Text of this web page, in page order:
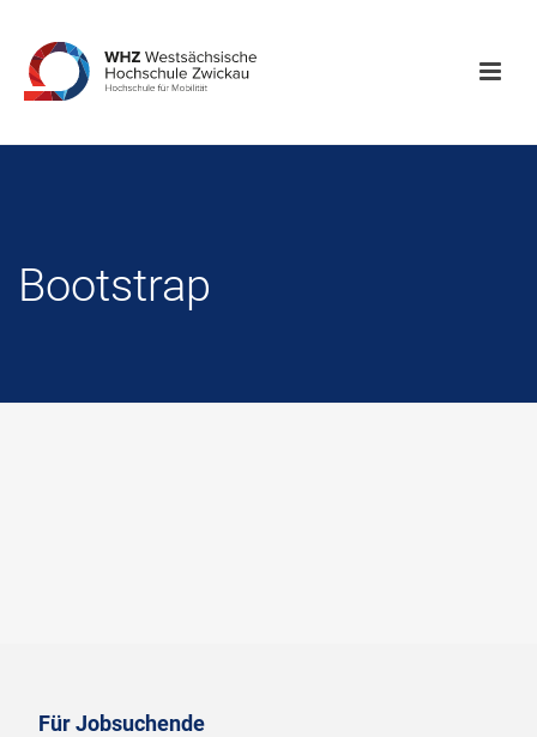
Bootstrap
Für Jobsuchende